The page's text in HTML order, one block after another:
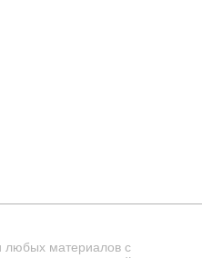
любых материалов с